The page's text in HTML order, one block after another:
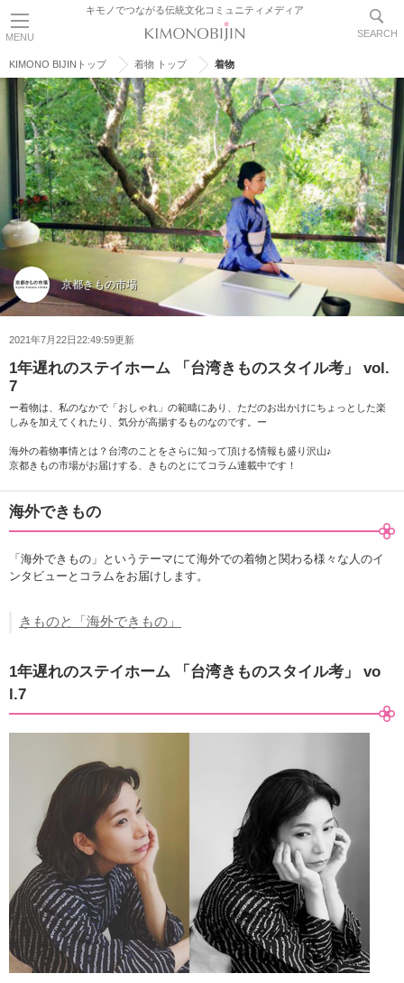
KIMONO BIJINトップ 着物 トップ 着物
京都きもの市場
2021年7月22日22:49:59更新
1年遅れのステイホーム 「台湾きものスタイル考」 vol.
7
ー着物は、私のなかで「おしゃれ」の範疇にあり、ただのお出かけにちょっとした楽
しみを加えてくれたり、気分が高揚するものなのです。ー
海外の着物事情とは？台湾のことをさらに知って頂ける情報も盛り沢山♪
京都きもの市場がお届けする、きものとにてコラム連載中です！
海外できもの
「海外できもの」というテーマにて海外での着物と関わる様々な人のイ
ンタビューとコラムをお届けします。
きものと「海外できもの」
1年遅れのステイホーム 「台湾きものスタイル考」 vo
l.7
MENU
キモノでつながる伝統文化コミュニティメディア
SEARCH